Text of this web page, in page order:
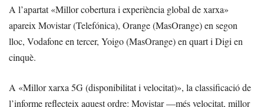
A l’apartat «Millor cobertura i experiència global de xarxa»
apareix Movistar (Telefónica), Orange (MasOrange) en segon
lloc, Vodafone en tercer, Yoigo (MasOrange) en quart i Digi en
cinquè.
A «Millor xarxa 5G (disponibilitat i velocitat)», la classificació de
l’informe reflecteix aquest ordre: Movistar —més velocitat, millor